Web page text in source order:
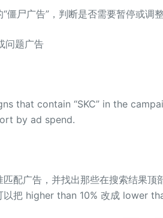
僵尸广告”，判断是否需要暂停或调整
问题广告
that contain “SKC” in the
by ad spend.
配广告，并找出那些在搜索结果
把 higher than 10% 改成 lower